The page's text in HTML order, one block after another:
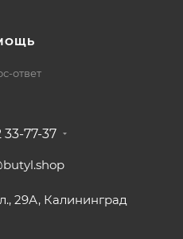
ответ
33-77-37
29А, Калининград